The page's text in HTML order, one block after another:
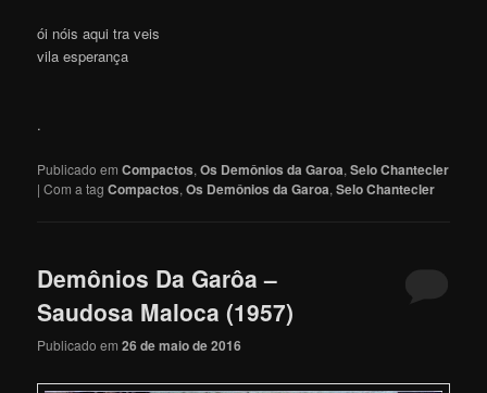
ói nóis aqui tra veis
vila esperança
.
Publicado em Compactos,Os Demônios da Garoa,Selo Chantecler
|Com a tagCompactos,Os Demônios da Garoa,Selo Chantecler
Demônios Da Garôa –
Saudosa Maloca (1957)
Publicado em26 de maio de 2016